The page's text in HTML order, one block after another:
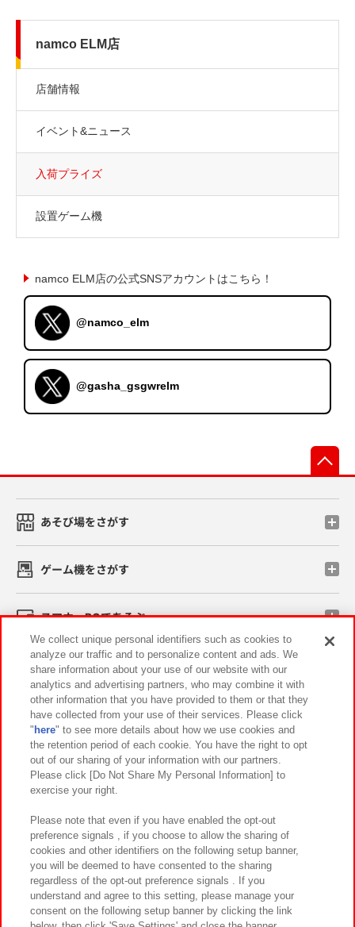
namco ELM店
店舗情報
イベント&ニュース
入荷プライズ
設置ゲーム機
namco ELM店の公式SNSアカウントはこちら！
@namco_elm
@gasha_gsgwrelm
あそび場をさがす
ゲーム機をさがす
スマホ・PCであそぶ
イベント・キャンペーン
関連会社 サステナビリティ サイトポリシー
プライバシーポリシー ウェブアクセシビリティ方針と検証結果
お取引先さまとともに
カスタマーハラスメント対応方針 よくあるご質問・お問い合わせ
We collect unique personal identifiers such as cookies to
analyze our traffic and to personalize content and ads. We
share information about your use of our website with our
analytics and advertising partners, who may combine it with
other information that you have provided to them or that they
have collected from your use of their services. Please click
" here" to see more details about how we use cookies and
the retention period of each cookie. You have the right to opt
out of our sharing of your information with our partners.
Please click [Do Not Share My Personal Information] to
exercise your right.
Please note that even if you have enabled the opt-out
preference signals , if you choose to allow the sharing of
cookies and other identifiers on the following setup banner,
you will be deemed to have consented to the sharing
regardless of the opt-out preference signals . If you
understand and agree to this setting, please manage your
consent on the following setup banner by clicking the link